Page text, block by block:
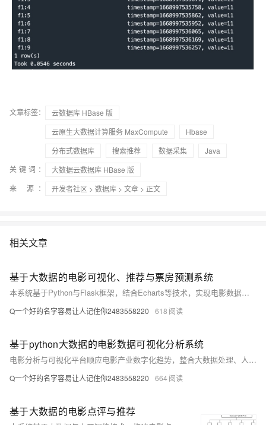
文章标签：
云数据库 HBase 版
云原生大数据计算服务 MaxCompute
Hbase
分布式数据库
搜索推荐 数据采集
Java
关键词：
大数据云数据库 HBase 版
来 源：
开发者社区 > 数据库 > 文章 > 正文
相关文章
基于大数据的电影可视化、推荐与票房预测系统
本系统基于Python与Flask框架，结合Echarts等技术，实现电影数据的采集、存储与可视化展示。通过对票房、评分、评论等数据的分析，生成图表与词云，帮助用户直观理解电影市场趋势，支持决策制定与观影推荐，提升电影行业的数据分析能力与用户体验。
Q一个好的名字容易让人记住你2483558220 618
基于python大数据的电影数据可视化分析系统
电影分析与可视化平台顺应电影产业数字化趋势，整合大数据处理、人工智能与Web技术，实现电影数据的采集、分析与可视化展示。平台支持票房、评分、观众行为等多维度分析，助力行业洞察与决策，同时提供互动界面，增强观众对电影文化的理解。技术上依托Python、MySQL、Flask、HTML等构建，融合数据采集与AI分析，提升电影行业的数据应用能力。
Q一个好的名字容易让人记住你2483558220 664
基于大数据的电影点评与推荐